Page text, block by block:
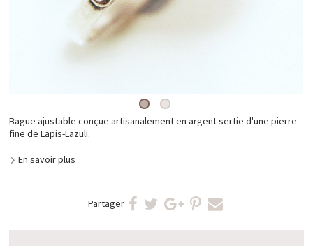
Bague ajustable conçue artisanalement en argent sertie d'une pierre
fine de Lapis-Lazuli.
En savoir plus
Partager